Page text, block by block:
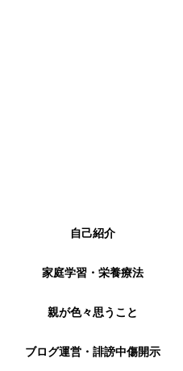
自己紹介
家庭学習・栄養療法
親が色々思うこと
ブログ運営・誹謗中傷開示